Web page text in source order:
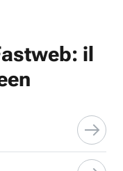
il